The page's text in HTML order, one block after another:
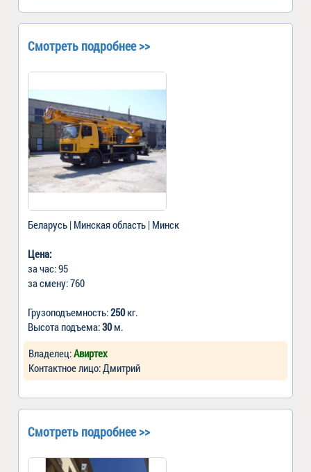
Смотреть подробнее >>
Беларусь | Минская область | Минск
Цена:
за час: 95
за смену: 760
Грузоподъемность:250кг.
Высота подъема:30м.
Владелец:Авиртех
Контактное лицо: Дмитрий
Смотреть подробнее >>